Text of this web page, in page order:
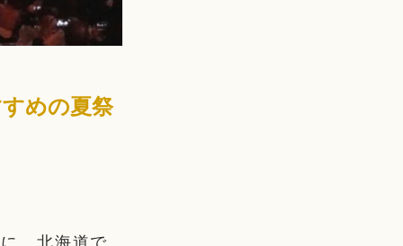
めの夏祭
、北海道で